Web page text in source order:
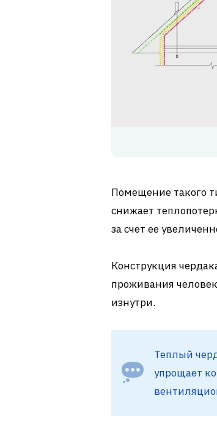
Помещение такого
снижает
за счет ее
Конструкция
проживания
изнутри.
Теплый
упрощает